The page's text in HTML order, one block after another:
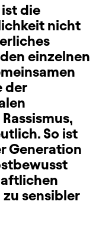
die
nicht
einzelnen
der
So ist
Generation
sensibler